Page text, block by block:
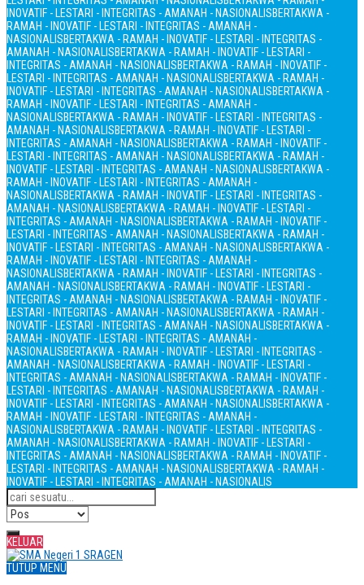
INOVATIF - LESTARI - INTEGRITAS - AMANAH - NASIONALISBERTAKWA -
RAMAH - INOVATIF - LESTARI - INTEGRITAS - AMANAH -
NASIONALISBERTAKWA - RAMAH - INOVATIF - LESTARI - INTEGRITAS -
AMANAH - NASIONALISBERTAKWA - RAMAH - INOVATIF - LESTARI -
INTEGRITAS - AMANAH - NASIONALISBERTAKWA - RAMAH - INOVATIF -
LESTARI - INTEGRITAS - AMANAH - NASIONALISBERTAKWA - RAMAH -
INOVATIF - LESTARI - INTEGRITAS - AMANAH - NASIONALISBERTAKWA -
RAMAH - INOVATIF - LESTARI - INTEGRITAS - AMANAH -
NASIONALISBERTAKWA - RAMAH - INOVATIF - LESTARI - INTEGRITAS -
AMANAH - NASIONALISBERTAKWA - RAMAH - INOVATIF - LESTARI -
INTEGRITAS - AMANAH - NASIONALISBERTAKWA - RAMAH - INOVATIF -
LESTARI - INTEGRITAS - AMANAH - NASIONALISBERTAKWA - RAMAH -
INOVATIF - LESTARI - INTEGRITAS - AMANAH - NASIONALISBERTAKWA -
RAMAH - INOVATIF - LESTARI - INTEGRITAS - AMANAH -
NASIONALISBERTAKWA - RAMAH - INOVATIF - LESTARI - INTEGRITAS -
AMANAH - NASIONALISBERTAKWA - RAMAH - INOVATIF - LESTARI -
INTEGRITAS - AMANAH - NASIONALISBERTAKWA - RAMAH - INOVATIF -
LESTARI - INTEGRITAS - AMANAH - NASIONALISBERTAKWA - RAMAH -
INOVATIF - LESTARI - INTEGRITAS - AMANAH - NASIONALISBERTAKWA -
RAMAH - INOVATIF - LESTARI - INTEGRITAS - AMANAH -
NASIONALISBERTAKWA - RAMAH - INOVATIF - LESTARI - INTEGRITAS -
AMANAH - NASIONALISBERTAKWA - RAMAH - INOVATIF - LESTARI -
INTEGRITAS - AMANAH - NASIONALISBERTAKWA - RAMAH - INOVATIF -
LESTARI - INTEGRITAS - AMANAH - NASIONALISBERTAKWA - RAMAH -
INOVATIF - LESTARI - INTEGRITAS - AMANAH - NASIONALISBERTAKWA -
RAMAH - INOVATIF - LESTARI - INTEGRITAS - AMANAH -
NASIONALISBERTAKWA - RAMAH - INOVATIF - LESTARI - INTEGRITAS -
AMANAH - NASIONALISBERTAKWA - RAMAH - INOVATIF - LESTARI -
INTEGRITAS - AMANAH - NASIONALISBERTAKWA - RAMAH - INOVATIF -
LESTARI - INTEGRITAS - AMANAH - NASIONALISBERTAKWA - RAMAH -
INOVATIF - LESTARI - INTEGRITAS - AMANAH - NASIONALISBERTAKWA -
RAMAH - INOVATIF - LESTARI - INTEGRITAS - AMANAH -
NASIONALISBERTAKWA - RAMAH - INOVATIF - LESTARI - INTEGRITAS -
AMANAH - NASIONALISBERTAKWA - RAMAH - INOVATIF - LESTARI -
INTEGRITAS - AMANAH - NASIONALISBERTAKWA - RAMAH - INOVATIF -
LESTARI - INTEGRITAS - AMANAH - NASIONALISBERTAKWA - RAMAH -
INOVATIF - LESTARI - INTEGRITAS - AMANAH - NASIONALIS
KELUAR
TUTUP MENU